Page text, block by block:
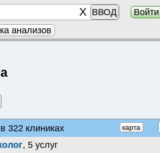
ВВОД Войти
анализов
322 клиниках карта
, 5 услуг